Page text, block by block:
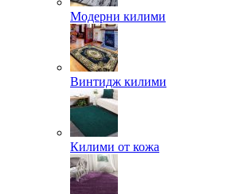
Модерни килими
Винтидж килими
Килими от кожа